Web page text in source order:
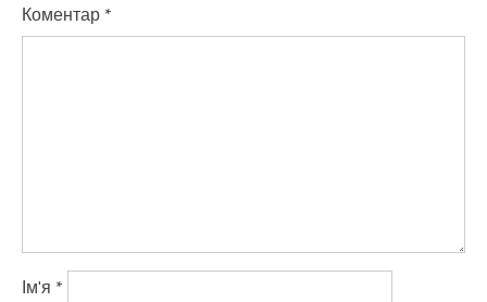
Коментар *
Ім'я *